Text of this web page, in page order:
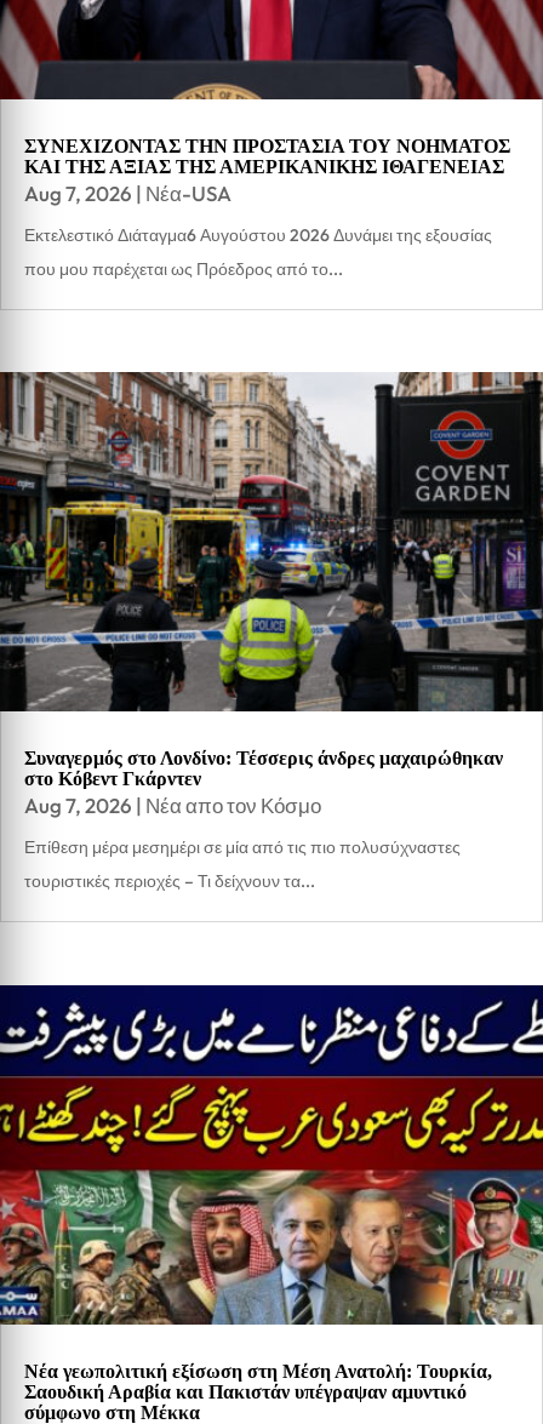
ΣΥΝΕΧΙΖΟΝΤΑΣ ΤΗΝ ΠΡΟΣΤΑΣΙΑ ΤΟΥ ΝΟΗΜΑΤΟΣ
ΚΑΙ ΤΗΣ ΑΞΙΑΣ ΤΗΣ ΑΜΕΡΙΚΑΝΙΚΗΣ ΙΘΑΓΕΝΕΙΑΣ
Aug 7, 2026 | Νέα-USA
Εκτελεστικό Διάταγμα6 Αυγούστου 2026 Δυνάμει της εξουσίας
που μου παρέχεται ως Πρόεδρος από το...
Συναγερμός στο Λονδίνο: Τέσσερις άνδρες μαχαιρώθηκαν
στο Κόβεντ Γκάρντεν
Aug 7, 2026 | Νέα απο τον Κόσμο
Επίθεση μέρα μεσημέρι σε μία από τις πιο πολυσύχναστες
τουριστικές περιοχές – Τι δείχνουν τα...
Νέα γεωπολιτική εξίσωση στη Μέση Ανατολή: Τουρκία,
Σαουδική Αραβία και Πακιστάν υπέγραψαν αμυντικό
σύμφωνο στη Μέκκα